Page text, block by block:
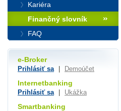
Kariéra
Finančný slovník
FAQ
e-Broker
Prihlásiť sa Demoúčet
Internetbanking
Prihlásiť sa Ukážka
Smartbanking